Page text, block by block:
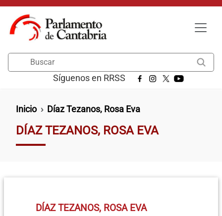
Pasar al contenido principal
Síguenos en RRSS
Ruta de navegación
Inicio Díaz Tezanos, Rosa Eva
DÍAZ TEZANOS, ROSA EVA
DÍAZ TEZANOS, ROSA EVA